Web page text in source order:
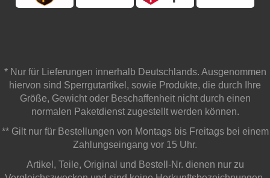
* Nur für Lieferungen innerhalb Deutschlands. Ausgenommen
hiervon sind Sperrgutartikel, sowie Produkte, die durch Ihre
Größe, Gewicht oder Beschaffenheit nicht durch einen
normalen Paketdienst zugestellt werden können.
** Gilt nur für Bestellungen von Montags bis Freitags bei einem
Zahlungseingang vor 15 Uhr.
Artikel, Teile, Original und Bestell-Nr. dienen nur zu